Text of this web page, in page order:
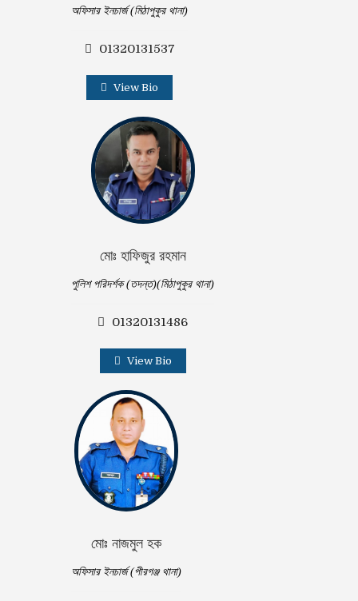
অফিসার ইনচার্জ (মিঠাপুকুর থানা)
01320131537
View Bio
মোঃ হাফিজুর রহমান
পুলিশ পরিদর্শক (তদন্ত)(মিঠাপুকুর থানা)
01320131486
View Bio
মোঃ নাজমুল হক
অফিসার ইনচার্জ (পীরগঞ্জ থানা)